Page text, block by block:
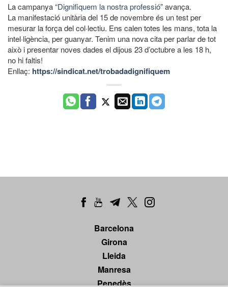
La campanya “Dignifiquem la nostra professió” avança.
La manifestació unitària del 15 de novembre és un test per
mesurar la força del col·lectiu. Ens calen totes les mans, tota la
intel·ligència, per guanyar. Tenim una nova cita per parlar de tot
això i presentar noves dades el dijous 23 d’octubre a les 18 h,
no hi faltis!
Enllaç: https://sindicat.net/trobadadignifiquem
Barcelona
Girona
Lleida
Manresa
Penedès